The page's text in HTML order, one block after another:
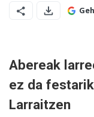
Abereak
ez da
Larraitzen